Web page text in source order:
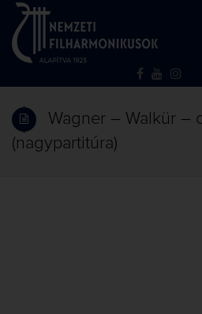
Wagner – Walkür –
(nagypartitúra)